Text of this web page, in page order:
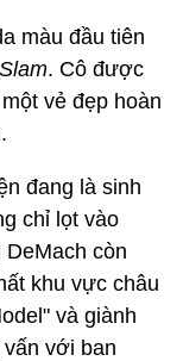
màu đầu tiên
. Cô được
vẻ đẹp hoàn
đang là sinh
chỉ lọt vào
còn
khu vực châu
và giành
với ban